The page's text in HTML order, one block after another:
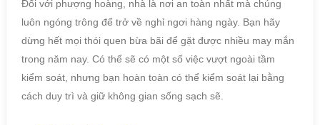
Đối với phượng hoàng, nhà là nơi an toàn nhất mà chúng
luôn ngóng trông để trở về nghỉ ngơi hàng ngày. Bạn hãy
dừng hết mọi thói quen bừa bãi để gặt được nhiều may mắn
trong năm nay. Có thể sẽ có một số việc vượt ngoài tầm
kiểm soát, nhưng bạn hoàn toàn có thể kiểm soát lại bằng
cách duy trì và giữ không gian sống sạch sẽ.